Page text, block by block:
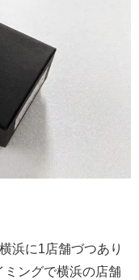
浜に1店舗づつあり
ミングで横浜の店舗